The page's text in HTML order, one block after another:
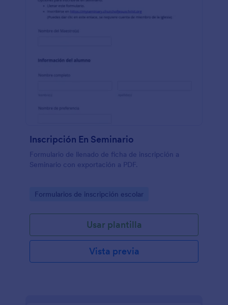
Inscripción En Seminario
Formulario de llenado de ficha de inscripción a
Seminario con exportación a PDF.
Go to Category:
Formularios de inscripción escolar
Usar plantilla
Vista previa